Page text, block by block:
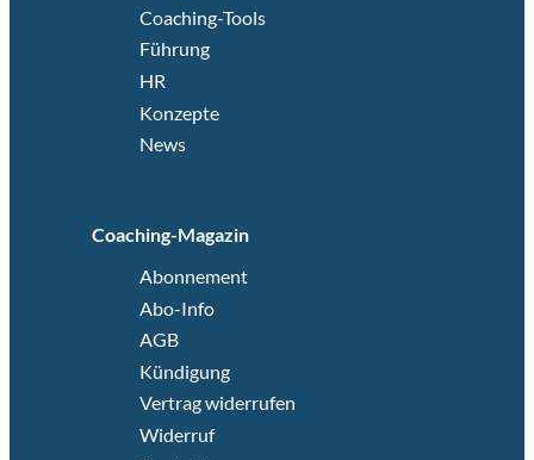
Coaching-Tools
Führung
HR
Konzepte
News
Coaching-Magazin
Abonnement
Abo-Info
AGB
Kündigung
Vertrag widerrufen
Widerruf